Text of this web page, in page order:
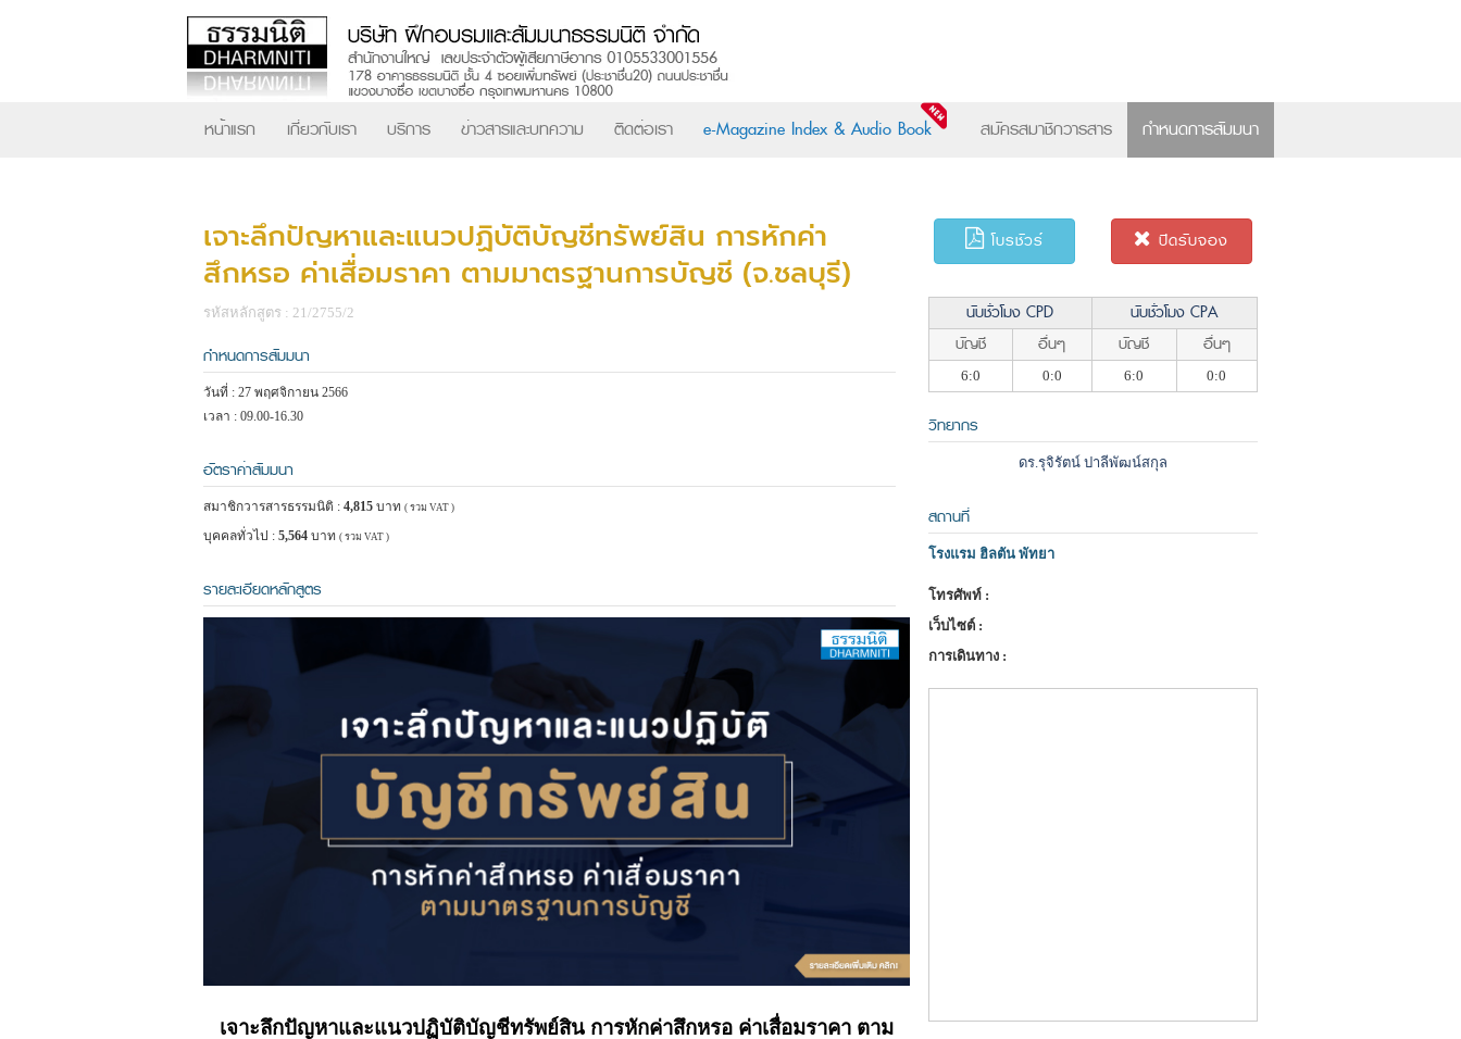
หน้าแรก เกี่ยวกับเรา บริการ ข่าวสารและบทความ ติดต่อเรา e-Magazine Index & Audio Book สมัครสมาชิกวารสาร กำหนดการสัมมนา
เจาะลึกปัญหาและแนวปฏิบัติบัญชีทรัพย์สิน การหักค่า
สึกหรอ ค่าเสื่อมราคา ตามมาตรฐานการบัญชี (จ.ชลบุรี)
รหัสหลักสูตร : 21/2755/2
กำหนดการสัมมนา
วันที่ : 27 พฤศจิกายน 2566
เวลา : 09.00-16.30
อัตราค่าสัมมนา
สมาชิกวารสารธรรมนิติ : 4,815 บาท ( รวม VAT )
บุคคลทั่วไป : 5,564 บาท ( รวม VAT )
รายละเอียดหลักสูตร
เจาะลึกปัญหาและแนวปฏิบัติบัญชีทรัพย์สิน การหักค่าสึกหรอ ค่าเสื่อมราคา ตาม
โบรชัวร์ ปิดรับจอง
นับชั่วโมง CPD
นับชั่วโมง CPA
บัญชี
อื่นๆ บัญชี อื่นๆ
6:0 0:0 6:0 0:0
วิทยากร
ดร.รุจิรัตน์ ปาลีพัฒน์สกุล
สถานที่
โรงแรม ฮิลตัน พัทยา
โทรศัพท์ :
เว็บไซต์ :
การเดินทาง :